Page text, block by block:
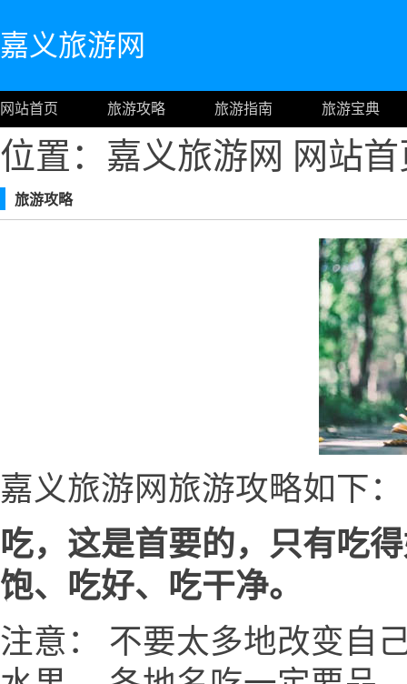
嘉义旅游网
网站首页 旅游攻略 旅游指南 旅游宝典
位置：嘉义旅游网 网站
旅游攻略
嘉义旅游网旅游攻略如下：
吃，这是首要的，只有吃
饱、吃好、吃干净。
注意： 不要太多地改变自